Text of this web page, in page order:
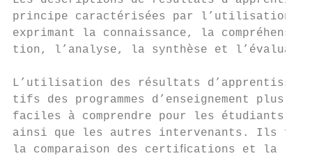
principe caractérisées par l’utilisation
exprimant la connaissance, la
tion, l’analyse, la synthèse et l’évaluation
L’utilisation des résultats
tifs des programmes d’enseignement
faciles à comprendre pour les étudiants,
ainsi que les autres intervenants. Ils
la comparaison des certiﬁcations et la